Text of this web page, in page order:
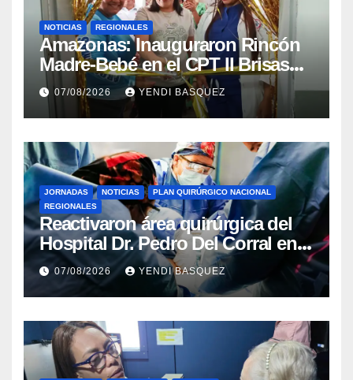
NOTICIAS REGIONALES
​Amazonas: Inauguraron Rincón
Madre-Bebé en el CPT II Brisas
del Aeropuerto ​Inauguraron
Rincón
07/08/2026 YENDI BASQUEZ
JORNADAS NOTICIAS
PLAN QUIRÚRGICO NACIONAL
REGIONALES
Reactivaron área quirúrgica del
Hospital Dr. Pedro Del Corral en
Guárico
07/08/2026 YENDI BASQUEZ